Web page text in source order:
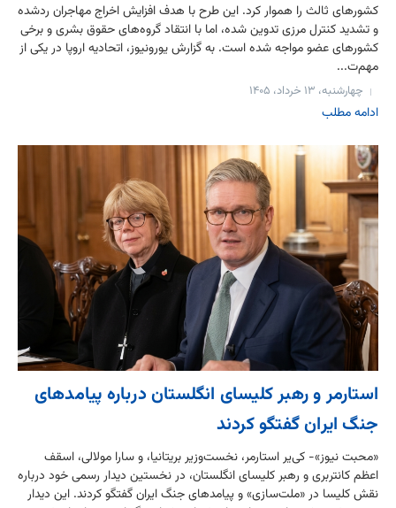
کشورهای ثالث را هموار کرد. این طرح با هدف افزایش اخراج مهاجران ردشده
و تشدید کنترل مرزی تدوین شده، اما با انتقاد گروه‌های حقوق بشری و برخی
کشورهای عضو مواجه شده است. به گزارش یورونیوز، اتحادیه اروپا در یکی از
مهم‌ت...
چهارشنبه، ۱۳ خرداد، ۱۴۰۵
ادامه مطلب
استارمر و رهبر کلیسای انگلستان درباره پیامدهای
جنگ ایران گفتگو کردند
«محبت نیوز»- کی‌یر استارمر، نخست‌وزیر بریتانیا، و سارا مولالی، اسقف
اعظم کانتربری و رهبر کلیسای انگلستان، در نخستین دیدار رسمی خود درباره
نقش کلیسا در «ملت‌سازی» و پیامدهای جنگ ایران گفتگو کردند. این دیدار